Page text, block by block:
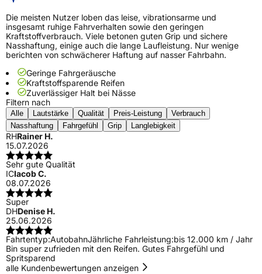
Die meisten Nutzer loben das leise, vibrationsarme und
insgesamt ruhige Fahrverhalten sowie den geringen
Kraftstoffverbrauch. Viele betonen guten Grip und sichere
Nasshaftung, einige auch die lange Laufleistung. Nur wenige
berichten von schwächerer Haftung auf nasser Fahrbahn.
Geringe Fahrgeräusche
Kraftstoffsparende Reifen
Zuverlässiger Halt bei Nässe
Filtern nach
Alle Lautstärke Qualität Preis-Leistung
Verbrauch
Nasshaftung
Fahrgefühl Grip Langlebigkeit
RHRainer H.
15.07.2026
Sehr gute Qualität
ICIacob C.
08.07.2026
Super
DHDenise H.
25.06.2026
Fahrtentyp:AutobahnJährliche Fahrleistung:bis 12.000 km / Jahr
Bin super zufrieden mit den Reifen. Gutes Fahrgefühl und
Spritsparend
alle Kundenbewertungen anzeigen